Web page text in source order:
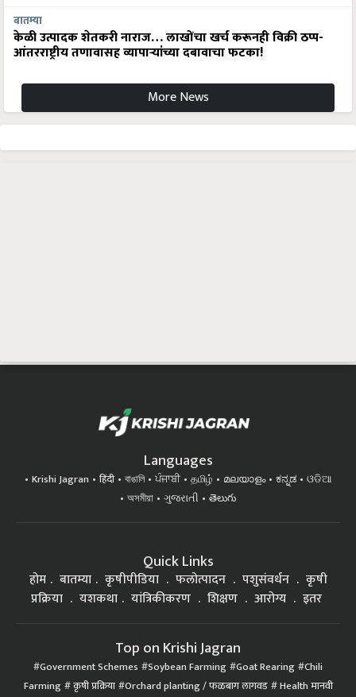
बातम्या
केळी उत्पादक शेतकरी नाराज… लाखोंचा खर्च करूनही विक्री ठप्प-
आंतरराष्ट्रीय तणावासह व्यापाऱ्यांच्या दबावाचा फटका!
More News
Languages
Krishi Jagran हिंदी বাঙালি ਪੰਜਾਬੀ தமிழ் മലയാളം ಕನ್ನಡ
ଓଡିଆ
অসমীয়া
ગુજરાતી తెలుగు
Quick Links
होम बातम्या कृषीपीडिया फलोत्पादन पशुसंवर्धन
कृषी
प्रक्रिया
यशकथा यांत्रिकीकरण शिक्षण आरोग्य इतर
Top on Krishi Jagran
Government Schemes Soybean Farming Goat Rearing Chili
Farming कृषी प्रक्रिया Orchard planting / फळबाग लागवड Health मानवी